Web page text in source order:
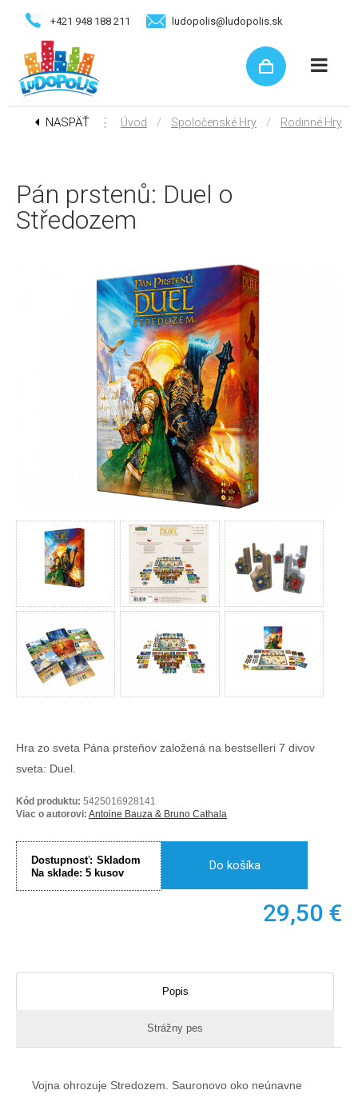
+421 948 188 211 ludopolis@ludopolis.sk
NASPÄŤ ⋮ Úvod / Spoločenské Hry / Rodinné Hry
Pán prstenů: Duel o
Středozem
Hra zo sveta Pána prsteňov založená na bestselleri 7 divov
sveta: Duel.
Kód produktu: 5425016928141
Viac o autorovi: Antoine Bauza & Bruno Cathala
Dostupnosť: Skladom
Na sklade: 5 kusov
Do košíka
29,50 €
Popis
Strážny pes
Vojna ohrozuje Stredozem. Sauronovo oko neúnavne